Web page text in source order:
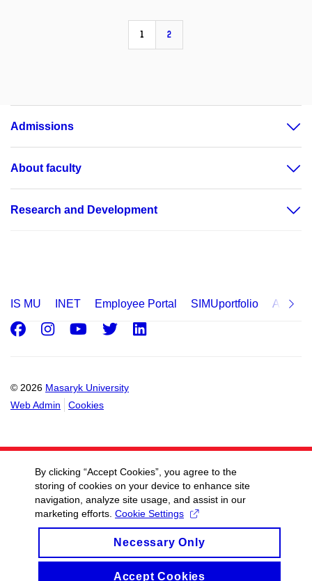
1 2
Admissions
About faculty
Research and Development
IS MU INET Employee Portal SIMUportfolio
© 2026 Masaryk University
Web Admin
Cookies
Facebook
Instagram
Youtube
Twitter
By clicking “Accept Cookies”, you agree to the
storing of cookies on your device to enhance site
navigation, analyze site usage, and assist in our
marketing efforts. Cookie Settings
Necessary Only
Accept Cookies